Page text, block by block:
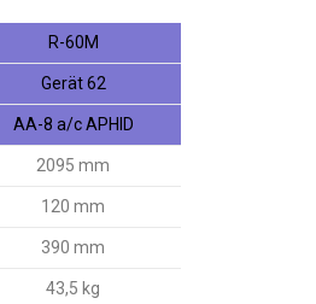
R-60M
Gerät 62
AA-8 a/c APHID
2095 mm
120 mm
390 mm
43,5 kg